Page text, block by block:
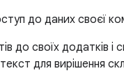
до даних своєї
до своїх додатків і
для вирішення